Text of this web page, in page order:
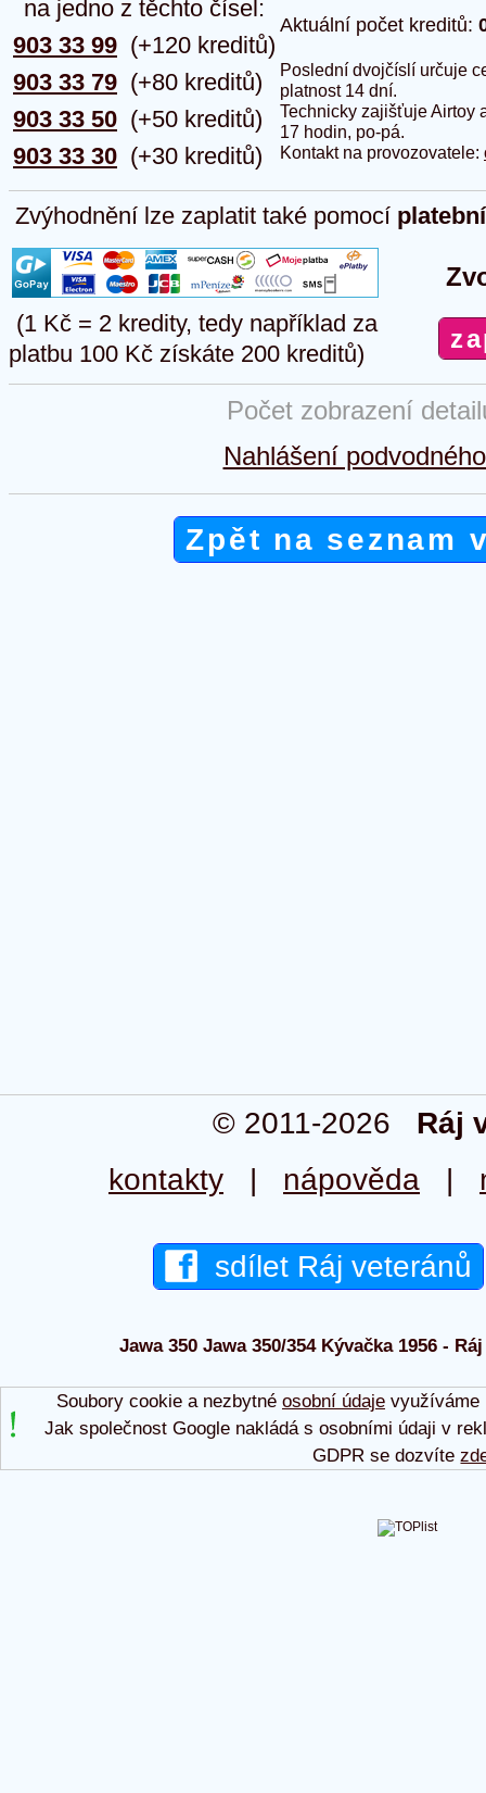
na jedno z těchto čísel:
903 33 99
903 33 79
903 33 50
903 33 30
(+120 kreditů)
(+80 kreditů)
(+50 kreditů)
(+30 kreditů)
Aktuální počet kreditů:
Poslední dvojčíslí určuje
platnost 14 dní.
Technicky zajišťuje Airtoy
17 hodin, po-pá.
Kontakt na provozovatele:
Zvýhodnění lze zaplatit také pomocí
(1 Kč = 2 kredity, tedy například za
platbu 100 Kč získáte 200 kreditů)
Počet zobrazení
Nahlášení
Zpět na seznam
© 2011-2026 Ráj
kontakty | nápověda |
sdílet Ráj veteránů
Jawa 350 Jawa 350/354 Kývačka 1956 -
Soubory cookie a nezbytné osobní údajevyužíváme
Jak společnost Google nakládá s osobními údaji v
GDPR se dozvíte